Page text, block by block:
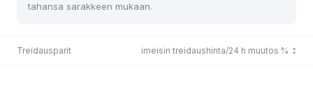
tahansa sarakkeen mukaan.
Treidausparit Viimeisin treidaushinta/24 h muutos %